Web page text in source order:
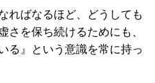
ればなるほど、どうしても
さを保ち続けるためにも、
る』という意識を常に持っ